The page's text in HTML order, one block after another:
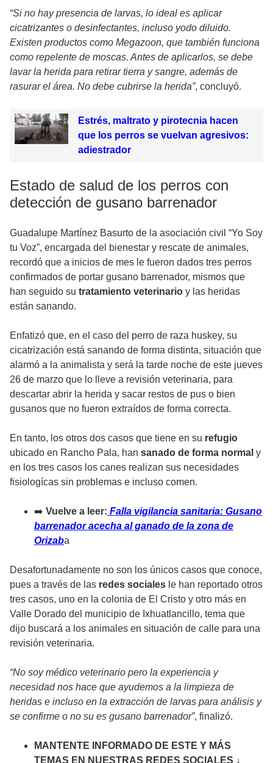
“Si no hay presencia de larvas, lo ideal es aplicar
cicatrizantes o desinfectantes, incluso yodo diluido.
Existen productos como Megazoon, que también funciona
como repelente de moscas. Antes de aplicarlos, se debe
lavar la herida para retirar tierra y sangre, además de
rasurar el área. No debe cubrirse la herida”, concluyó.
Estrés, maltrato y pirotecnia hacen
que los perros se vuelvan agresivos:
adiestrador
Estado de salud de los perros con
detección de gusano barrenador
Guadalupe Martínez Basurto de la asociación civil “Yo Soy
tu Voz”, encargada del bienestar y rescate de animales,
recordó que a inicios de mes le fueron dados tres perros
confirmados de portar gusano barrenador, mismos que
han seguido su tratamiento veterinario y las heridas
están sanando.
Enfatizó que, en el caso del perro de raza huskey, su
cicatrización está sanando de forma distinta, situación que
alarmó a la animalista y será la tarde noche de este jueves
26 de marzo que lo lleve a revisión veterinaria, para
descartar abrir la herida y sacar restos de pus o bien
gusanos que no fueron extraídos de forma correcta.
En tanto, los otros dos casos que tiene en su refugio
ubicado en Rancho Pala, han sanado de forma normal y
en los tres casos los canes realizan sus necesidades
fisiologícas sin problemas e incluso comen.
➡️ Vuelve a leer: Falla vigilancia sanitaria: Gusano
barrenador acecha al ganado de la zona de
Orizaba
Desafortunadamente no son los únicos casos que conoce,
pues a través de las redes sociales le han reportado otros
tres casos, uno en la colonia de El Cristo y otro más en
Valle Dorado del municipio de Ixhuatlancillo, tema que
dijo buscará a los animales en situación de calle para una
revisión veterinaria.
“No soy médico veterinario pero la experiencia y
necesidad nos hace que ayudemos a la limpieza de
heridas e incluso en la extracción de larvas para análisis y
se confirme o no su es gusano barrenador”, finalizó.
MANTENTE INFORMADO DE ESTE Y MÁS
TEMAS EN NUESTRAS REDES SOCIALES ↓